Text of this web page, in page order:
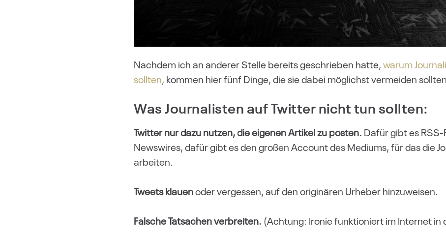
Nachdem ich an anderer Stelle bereits geschrieben hatte,warum
sollten, kommen hier fünf Dinge, die sie dabei möglichst vermeiden sollten.
Was Journalisten auf Twitter nicht tun sollten:
Twitter nur dazu nutzen, die eigenen Artikel zu posten. Dafür gibt es
Newswires, dafür gibt es den großen Account des Mediums, für das die
arbeiten.
Tweets klauenoder vergessen, auf den originären Urheber hinzuweisen.
Falsche Tatsachen verbreiten. (Achtung: Ironie funktioniert im Internet in